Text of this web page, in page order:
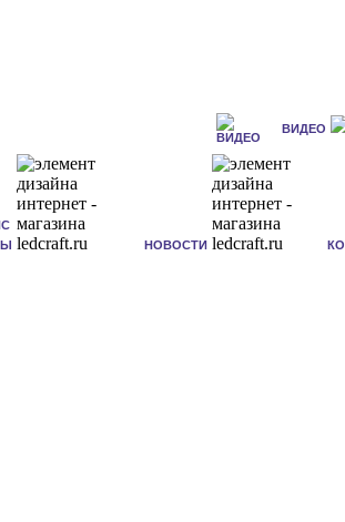
ВИДЕО
НОВОСТИ